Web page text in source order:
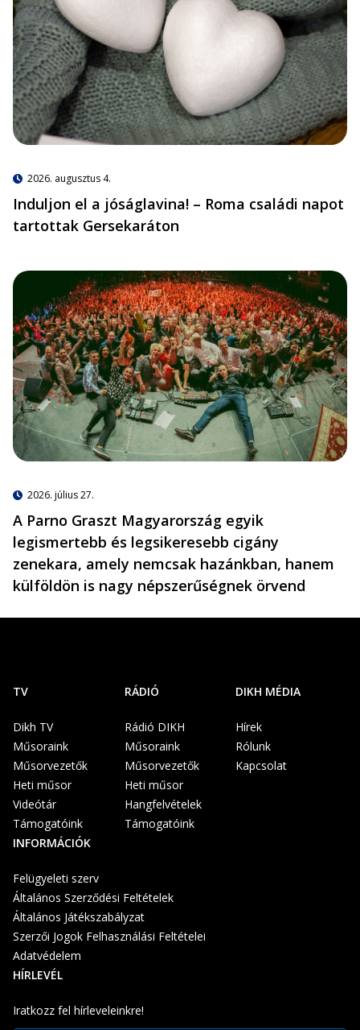
2026. augusztus 4.
Induljon el a jóságlavina! – Roma családi napot
tartottak Gersekaráton
2026. július 27.
A Parno Graszt Magyarország egyik
legismertebb és legsikeresebb cigány
zenekara, amely nemcsak hazánkban, hanem
külföldön is nagy népszerűségnek örvend
TV
Dikh TV
Műsoraink
Műsorvezetők
Heti műsor
Videótár
Támogatóink
RÁDIÓ
Rádió DIKH
Műsoraink
Műsorvezetők
Heti műsor
Hangfelvételek
Támogatóink
DIKH MÉDIA
Hírek
Rólunk
Kapcsolat
INFORMÁCIÓK
Felügyeleti szerv
Általános Szerződési Feltételek
Általános Játékszabályzat
Szerzői Jogok Felhasználási Feltételei
Adatvédelem
HÍRLEVÉL
Iratkozz fel hírleveleinkre!